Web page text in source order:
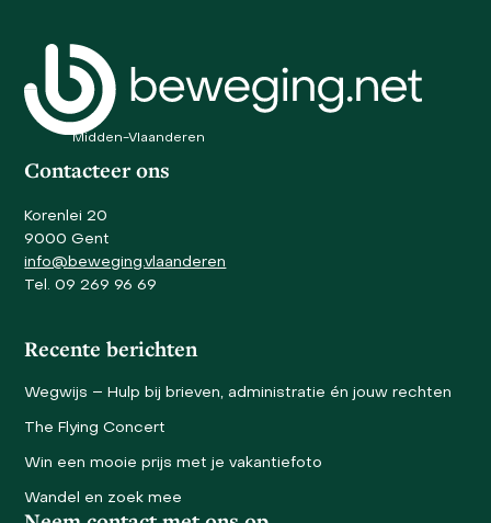
buttons
Midden-Vlaanderen
Contacteer ons
Korenlei 20
9000 Gent
info@beweging.vlaanderen
Tel. 09 269 96 69
Recente berichten
Wegwijs – Hulp bij brieven, administratie én jouw rechten
The Flying Concert
Win een mooie prijs met je vakantiefoto
Wandel en zoek mee